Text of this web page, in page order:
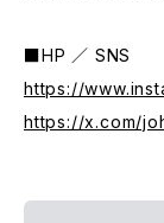
■HP ／ SNS
https://
https://x.com/